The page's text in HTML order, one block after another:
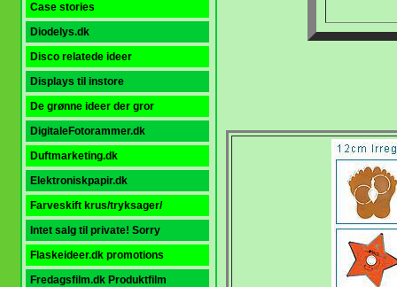
Case stories
Diodelys.dk
Disco relatede ideer
Displays til instore
De grønne ideer der gror
DigitaleFotorammer.dk
Duftmarketing.dk
Elektroniskpapir.dk
Farveskift krus/tryksager/
Intet salg til private! Sorry
Flaskeideer.dk promotions
Fredagsfilm.dk Produktfilm